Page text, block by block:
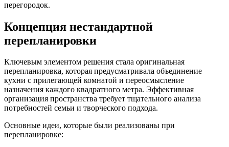
перегородок.
Концепция нестандартной
перепланировки
Ключевым элементом решения стала оригинальная
перепланировка, которая предусматривала объединение
кухни с прилегающей комнатой и переосмысление
назначения каждого квадратного метра. Эффективная
организация пространства требует тщательного анализа
потребностей семьи и творческого подхода.
Основные идеи, которые были реализованы при
перепланировке: